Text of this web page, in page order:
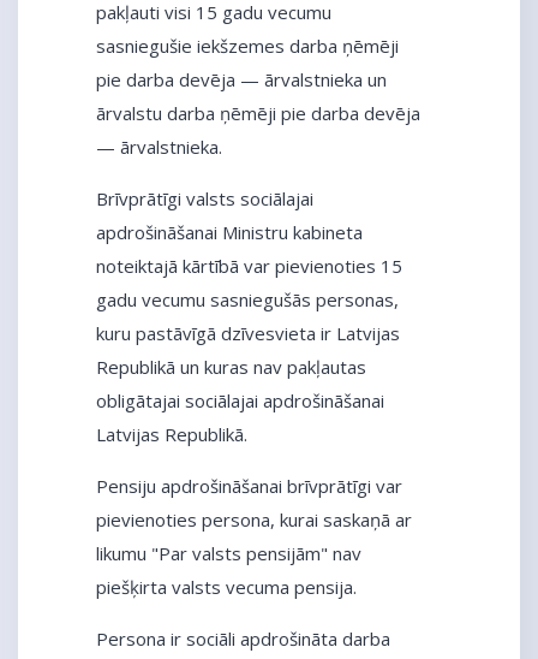
pakļauti visi 15 gadu vecumu
sasniegušie iekšzemes darba ņēmēji
pie darba devēja — ārvalstnieka un
ārvalstu darba ņēmēji pie darba devēja
— ārvalstnieka.
Brīvprātīgi valsts sociālajai
apdrošināšanai Ministru kabineta
noteiktajā kārtībā var pievienoties 15
gadu vecumu sasniegušās personas,
kuru pastāvīgā dzīvesvieta ir Latvijas
Republikā un kuras nav pakļautas
obligātajai sociālajai apdrošināšanai
Latvijas Republikā.
Pensiju apdrošināšanai brīvprātīgi var
pievienoties persona, kurai saskaņā ar
likumu "Par valsts pensijām" nav
piešķirta valsts vecuma pensija.
Persona ir sociāli apdrošināta darba